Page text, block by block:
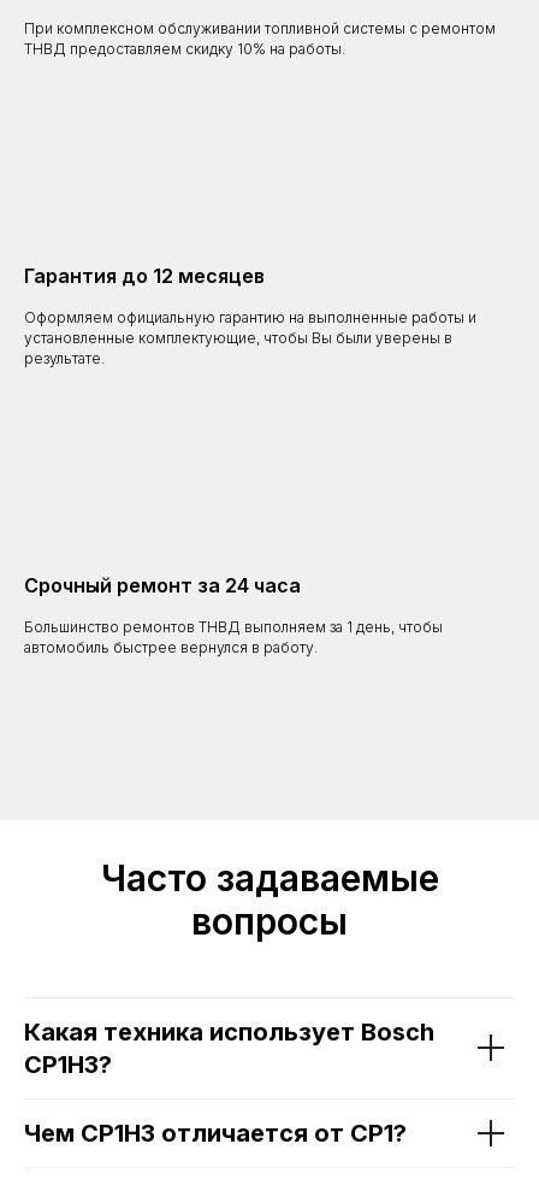
При комплексном обслуживании топливной системы с ремонтом
ТНВД предоставляем скидку 10% на работы.
Гарантия до 12 месяцев
Оформляем официальную гарантию на выполненные работы и
установленные комплектующие, чтобы Вы были уверены в
результате.
Срочный ремонт за 24 часа
Большинство ремонтов ТНВД выполняем за 1 день, чтобы
автомобиль быстрее вернулся в работу.
Часто задаваемые
вопросы
Какая техника использует Bosch
CP1H3?
Чем CP1H3 отличается от CP1?